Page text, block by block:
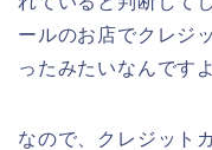
ールのお店でクレジ
ったみたいなんです
なので、クレジット